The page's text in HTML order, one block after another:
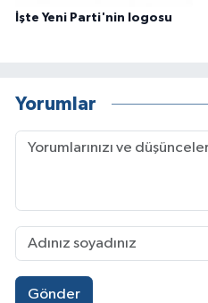
İşte Yeni Parti'nin logosu
Yorumlar
Gönder